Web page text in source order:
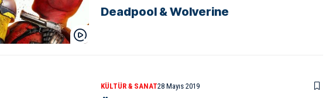
Deadpool & Wolverine
KÜLTÜR & SANAT28 Mayıs 2019